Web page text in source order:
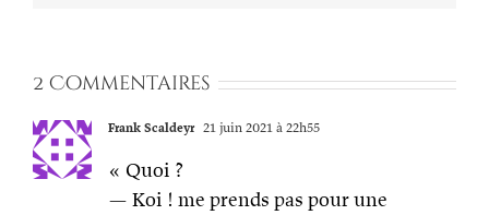
2 Commentaires
Frank Scaldeyr 21 juin 2021 à 22h55
« Quoi ?
— Koi ! me prends pas pour une